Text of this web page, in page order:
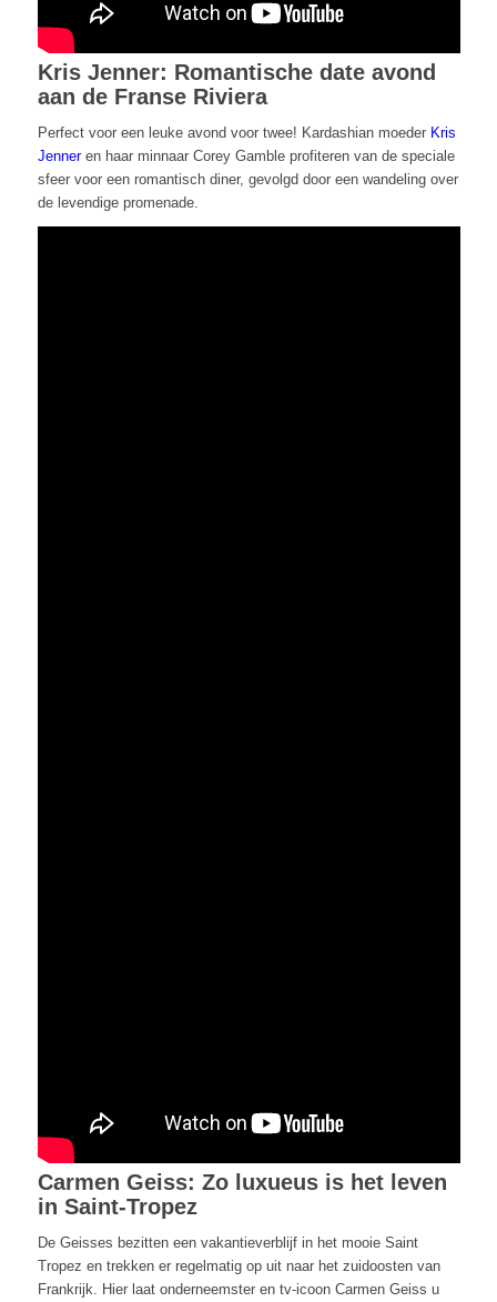
Kris Jenner: Romantische date avond
aan de Franse Riviera
Perfect voor een leuke avond voor twee! Kardashian moeder Kris
Jenneren haar minnaar Corey Gamble profiteren van de speciale
sfeer voor een romantisch diner, gevolgd door een wandeling over
de levendige promenade.
Carmen Geiss: Zo luxueus is het leven
in Saint-Tropez
De Geisses bezitten een vakantieverblijf in het mooie Saint
Tropez en trekken er regelmatig op uit naar het zuidoosten van
Frankrijk. Hier laat onderneemster en tv-icoon Carmen Geiss u